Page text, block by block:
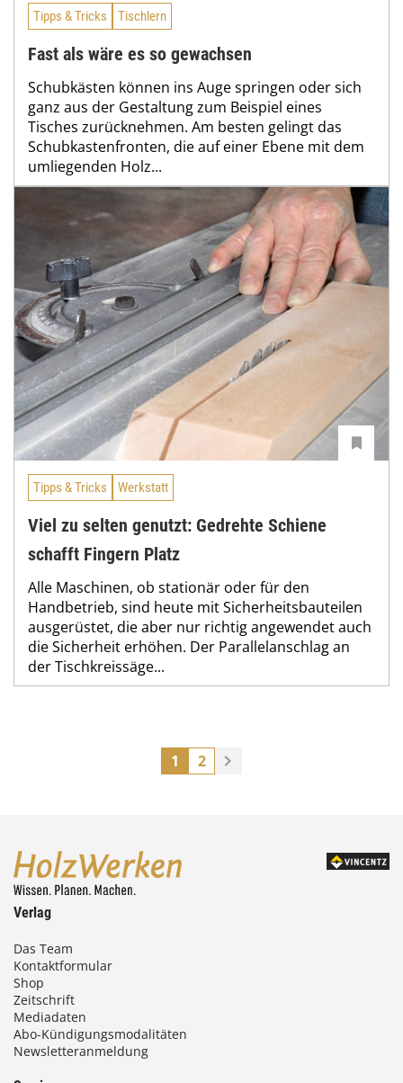
Tipps & Tricks Tischlern
Fast als wäre es so gewachsen
Schubkästen können ins Auge springen oder sich
ganz aus der Gestaltung zum Beispiel eines
Tisches zurücknehmen. Am besten gelingt das
Schubkastenfronten, die auf einer Ebene mit dem
umliegenden Holz...
Tipps & Tricks Werkstatt
Viel zu selten genutzt: Gedrehte Schiene
schafft Fingern Platz
Alle Maschinen, ob stationär oder für den
Handbetrieb, sind heute mit Sicherheitsbauteilen
ausgerüstet, die aber nur richtig angewendet auch
die Sicherheit erhöhen. Der Parallelanschlag an
der Tischkreissäge...
1 2
Verlag
Das Team
Kontaktformular
Shop
Zeitschrift
Mediadaten
Abo-Kündigungsmodalitäten
Newsletteranmeldung